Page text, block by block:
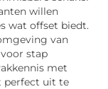
willen
wat offset biedt.
van
stap
met
perfect uit te